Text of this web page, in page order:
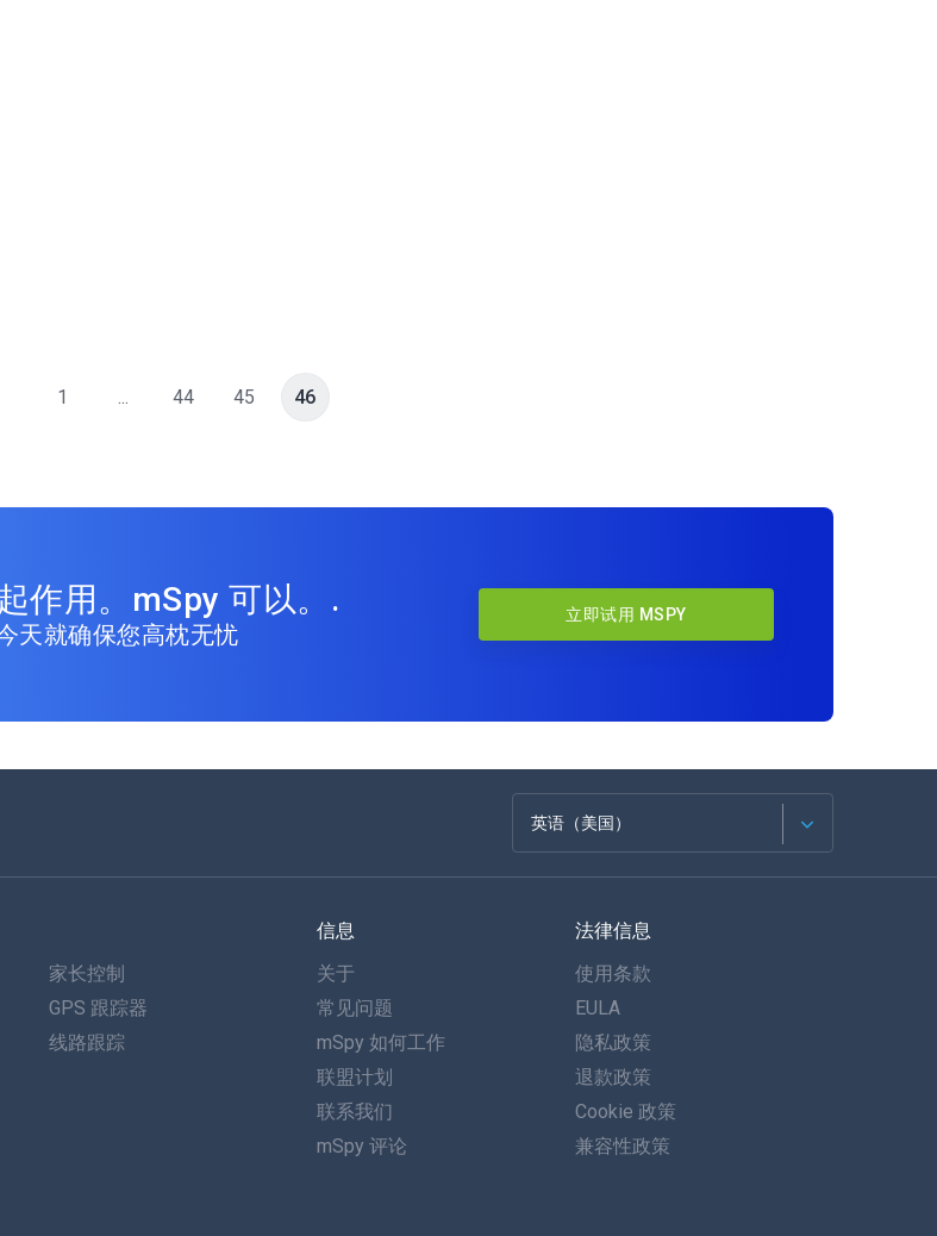
1 ... 44 45 46
作用。mSpy 可以。.
天就确保您高枕无忧
立即试用 MSPY
英语（美国）
法语
西班牙语
葡萄牙语
意大利语
家长控制
GPS 跟踪器
线路跟踪
信息
关于
常见问题
mSpy 如何工作
联盟计划
联系我们
mSpy 评论
法律信息
使用条款
EULA
隐私政策
退款政策
Cookie 政策
兼容性政策